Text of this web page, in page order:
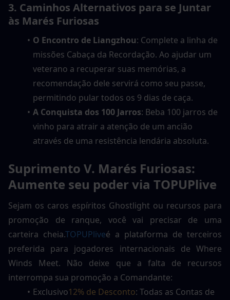
3. Caminhos Alternativos para se Juntar
às Marés Furiosas
O Encontro de Liangzhou: Complete a linha de
missões Cabaça da Recordação. Ao ajudar um
veterano a recuperar suas memórias, a
recomendação dele servirá como seu passe,
permitindo pular todos os 9 dias de caça.
A Conquista dos 100 Jarros: Beba 100 jarros de
vinho para atrair a atenção de um ancião
através de uma resistência lendária absoluta.
Suprimento V. Marés Furiosas:
Aumente seu poder via TOPUPlive
Sejam os caros espíritos Ghostlight ou recursos para
promoção de ranque, você vai precisar de uma
carteira cheia.TOPUPliveé a plataforma de terceiros
preferida para jogadores internacionais de Where
Winds Meet. Não deixe que a falta de recursos
interrompa sua promoção a Comandante:
Exclusivo12% de Desconto: Todas as Contas de